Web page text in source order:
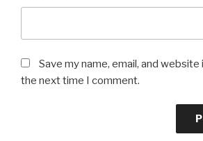
Save my name, email, and
the next time I comment.